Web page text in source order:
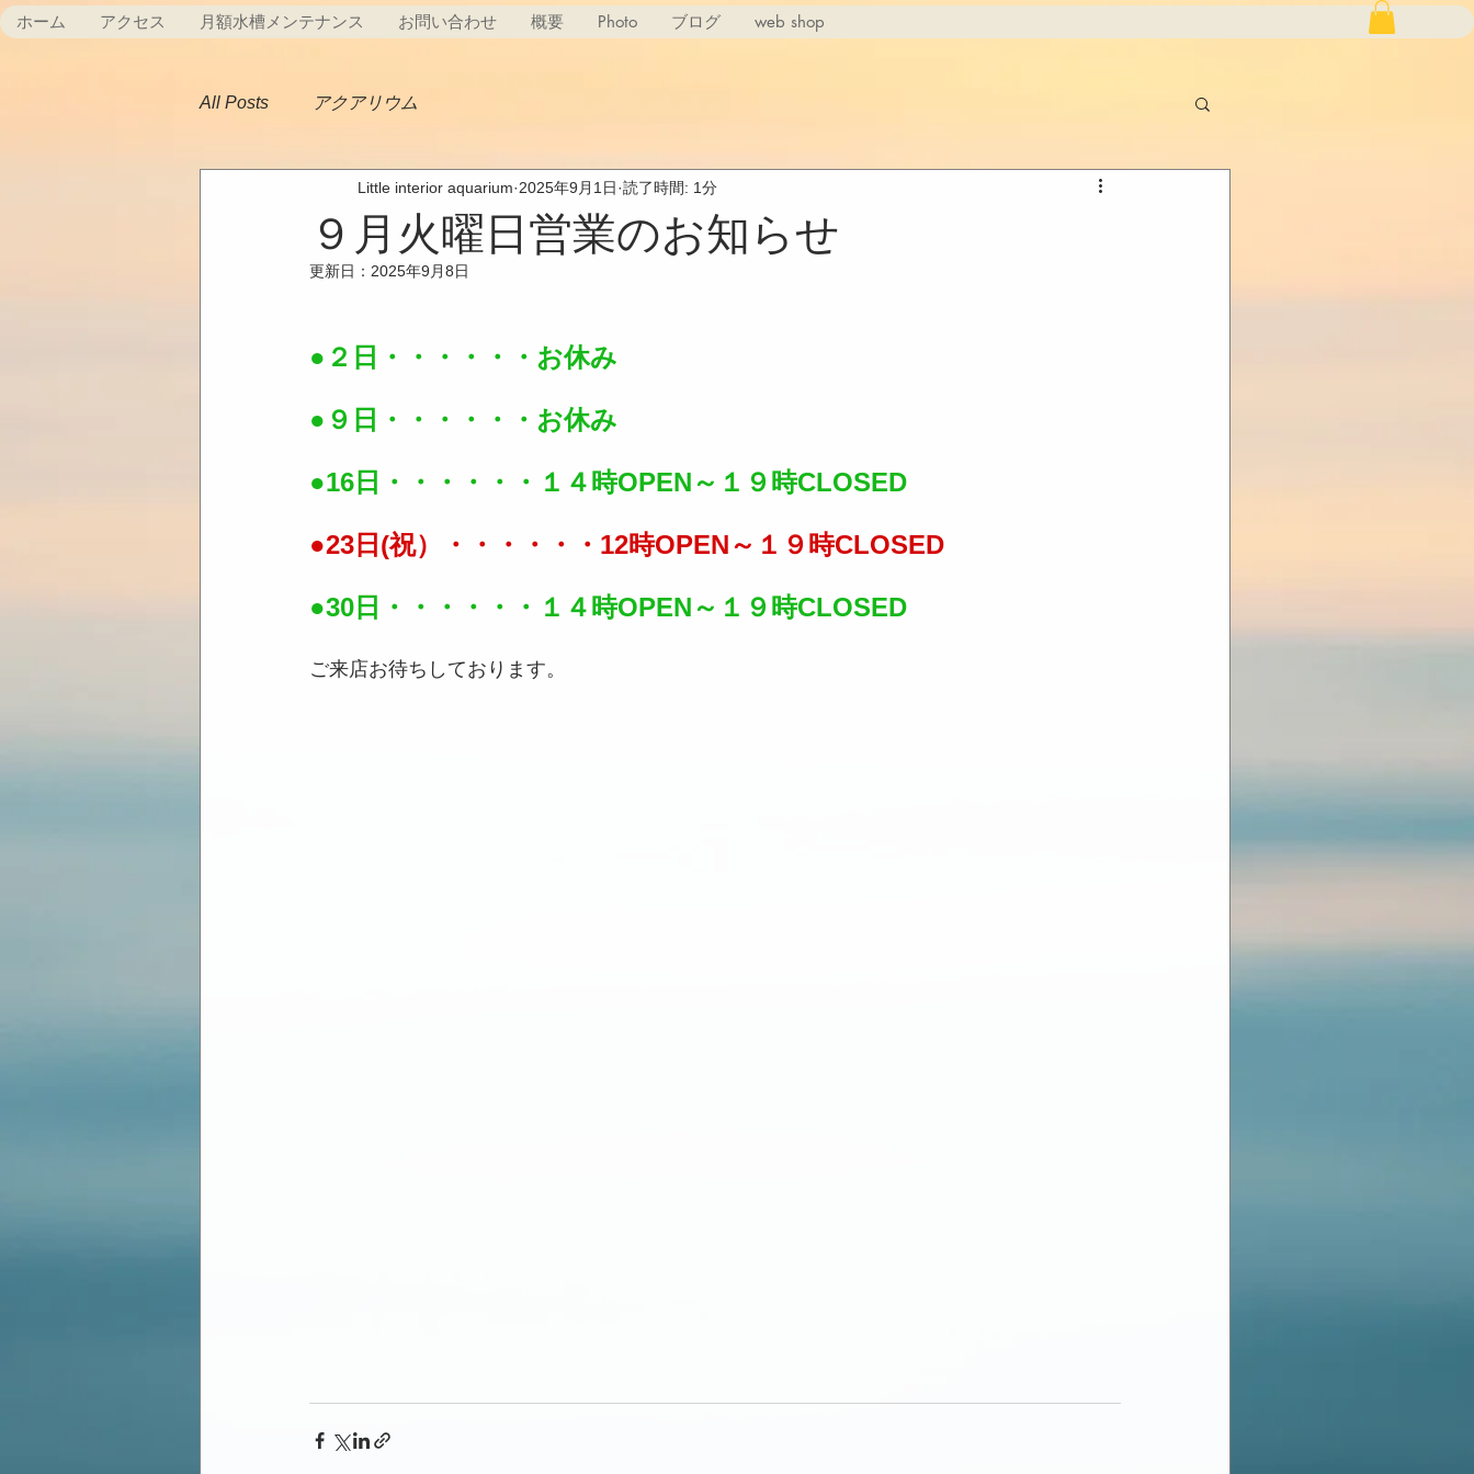
ホーム アクセス 月額水槽メンテナンス お問い合わせ 概要 Photo ブログ web shop
All Posts アクアリウム
９月火曜日営業のお知らせ
Little interior aquarium 2025年9月1日 読了時間: 1分
更新日： 2025年9月8日
●２日・・・・・・お休み
●９日・・・・・・お休み
●16日・・・・・・１４時OPEN～１９時CLOSED
●23日(祝）・・・・・・12時OPEN～１９時CLOSED
●30日・・・・・・１４時OPEN～１９時CLOSED
ご来店お待ちしております。